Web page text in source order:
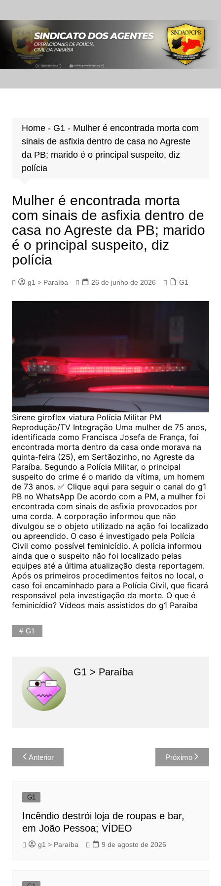
para
conteúdo
Home- G1 - Mulher é encontrada morta com
sinais de asfixia dentro de casa no Agreste
da PB; marido é o principal suspeito, diz
polícia
Mulher é encontrada morta
com sinais de asfixia dentro de
casa no Agreste da PB; marido
é o principal suspeito, diz
polícia
g1 > Paraíba 26 de junho de 2026 G1
Sirene giroflex viatura Polícia Militar PM
Reprodução/TV Integração Uma mulher de 75 anos,
identificada como Francisca Josefa de França, foi
encontrada morta dentro da casa onde morava na
quinta-feira (25), em Sertãozinho, no Agreste da
Paraíba. Segundo a Polícia Militar, o principal
suspeito do crime é o marido da vítima, um homem
de 73 anos. ✅ Clique aqui para seguir o canal do g1
PB no WhatsApp De acordo com a PM, a mulher foi
encontrada com sinais de asfixia provocados por
uma corda. A corporação informou que não
divulgou se o objeto utilizado na ação foi localizado
ou apreendido. O caso é investigado pela Polícia
Civil como possível feminicídio. A polícia informou
ainda que o suspeito não foi localizado pelas
equipes até a última atualização desta reportagem.
Após os primeiros procedimentos feitos no local, o
caso foi encaminhado para a Polícia Civil, que ficará
responsável pela investigação da morte. O que é
feminicídio? Vídeos mais assistidos do g1 Paraíba
G1
G1 > Paraíba
Navegação
de
Anterior Próximo
G1
Incêndio destrói loja de roupas e bar,
em João Pessoa; VÍDEO
g1 > Paraíba 9 de agosto de 2026